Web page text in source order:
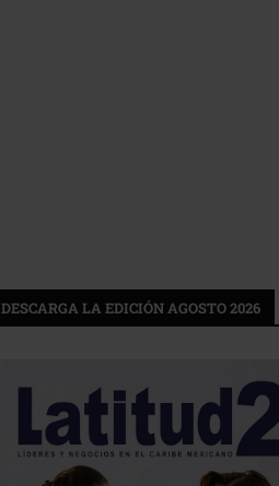
DESCARGA LA EDICIÓN AGOSTO 2026